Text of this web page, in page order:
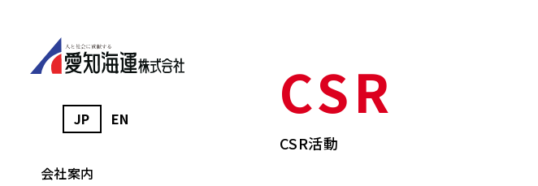
会社案内
CSR
CSR活動
JP EN